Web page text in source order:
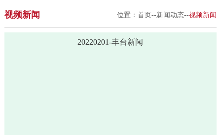
视频新闻 位置：首页--新闻动态--视频新闻
20220201-丰台新闻